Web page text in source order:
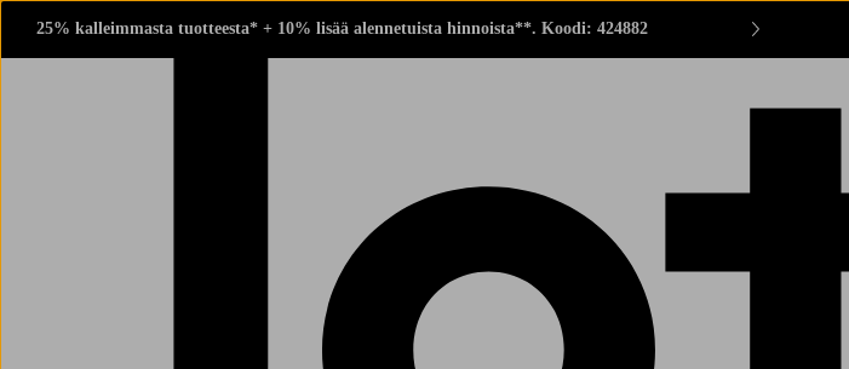
25% kalleimmasta tuotteesta* + 10% lisää alennetuista hinnoista**. Koodi: 424882